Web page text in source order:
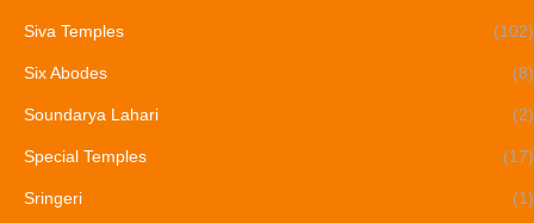
Siva Temples (102)
Six Abodes (8)
Soundarya Lahari (2)
Special Temples (17)
Sringeri (1)